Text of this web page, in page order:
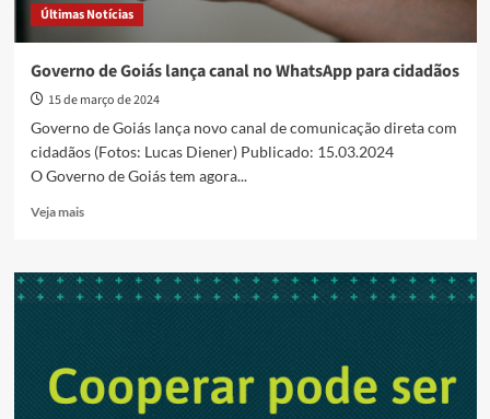
Últimas Notícias
Governo de Goiás lança canal no WhatsApp para cidadãos
15 de março de 2024
Governo de Goiás lança novo canal de comunicação direta com
cidadãos (Fotos: Lucas Diener) Publicado: 15.03.2024
O Governo de Goiás tem agora...
Veja maisRead
Governo
no
WhatsApp